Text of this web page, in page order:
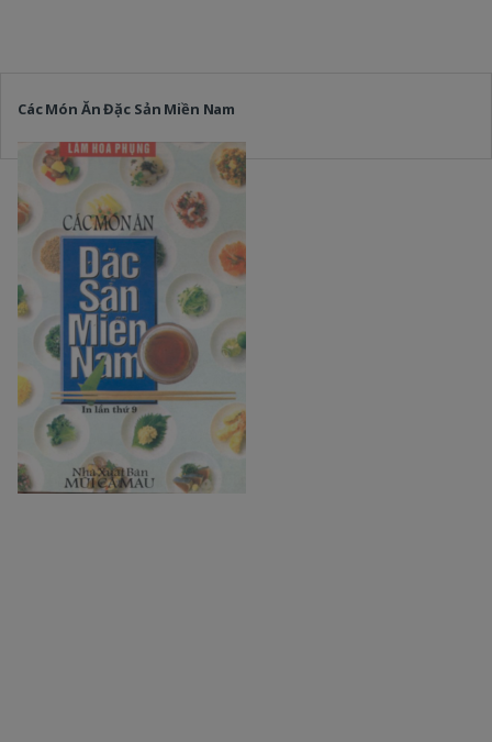
Các Món Ăn Đặc Sản Miền Nam